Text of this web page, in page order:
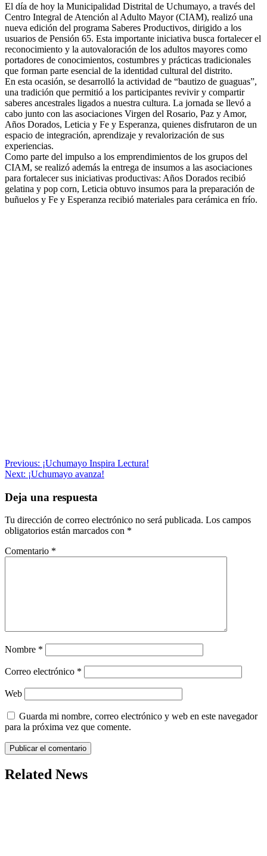
El día de hoy la Municipalidad Distrital de Uchumayo, a través del
Centro Integral de Atención al Adulto Mayor (CIAM), realizó una
nueva edición del programa Saberes Productivos, dirigido a los
usuarios de Pensión 65. Esta importante iniciativa busca fortalecer el
reconocimiento y la autovaloración de los adultos mayores como
portadores de conocimientos, costumbres y prácticas tradicionales
que forman parte esencial de la identidad cultural del distrito.
En esta ocasión, se desarrolló la actividad de “bautizo de guaguas”,
una tradición que permitió a los participantes revivir y compartir
saberes ancestrales ligados a nuestra cultura. La jornada se llevó a
cabo junto con las asociaciones Virgen del Rosario, Paz y Amor,
Años Dorados, Leticia y Fe y Esperanza, quienes disfrutaron de un
espacio de integración, aprendizaje y revalorización de sus
experiencias.
Como parte del impulso a los emprendimientos de los grupos del
CIAM, se realizó además la entrega de insumos a las asociaciones
para fortalecer sus iniciativas productivas: Años Dorados recibió
gelatina y pop corn, Leticia obtuvo insumos para la preparación de
buñuelos y Fe y Esperanza recibió materiales para cerámica en frío.
Navegación
de
entradas
Previous: ¡Uchumayo Inspira Lectura!
Next: ¡Uchumayo avanza!
Deja una respuesta
Tu dirección de correo electrónico no será publicada. Los campos
obligatorios están marcados con *
Comentario *
Nombre *
Correo electrónico *
Web
Guarda mi nombre, correo electrónico y web en este navegador
para la próxima vez que comente.
Related News